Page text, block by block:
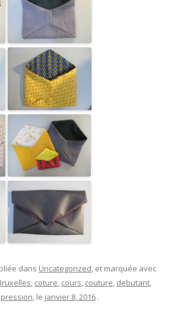
dans Uncategorized, et marquée avec
, coture, cours, couture, debutant,
pression, le janvier 8, 2016 .